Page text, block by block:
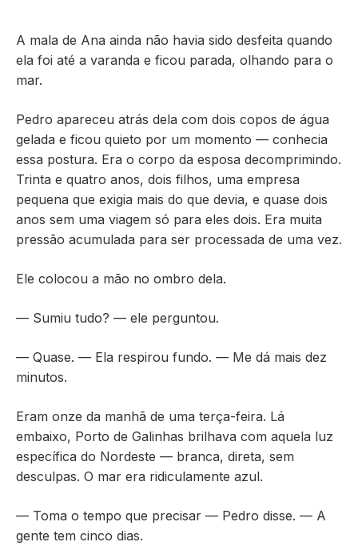
A mala de Ana ainda não havia sido desfeita quando
ela foi até a varanda e ficou parada, olhando para o
mar.
Pedro apareceu atrás dela com dois copos de água
gelada e ficou quieto por um momento — conhecia
essa postura. Era o corpo da esposa decomprimindo.
Trinta e quatro anos, dois filhos, uma empresa
pequena que exigia mais do que devia, e quase dois
anos sem uma viagem só para eles dois. Era muita
pressão acumulada para ser processada de uma vez.
Ele colocou a mão no ombro dela.
— Sumiu tudo? — ele perguntou.
— Quase. — Ela respirou fundo. — Me dá mais dez
minutos.
Eram onze da manhã de uma terça-feira. Lá
embaixo, Porto de Galinhas brilhava com aquela luz
específica do Nordeste — branca, direta, sem
desculpas. O mar era ridiculamente azul.
— Toma o tempo que precisar — Pedro disse. — A
gente tem cinco dias.